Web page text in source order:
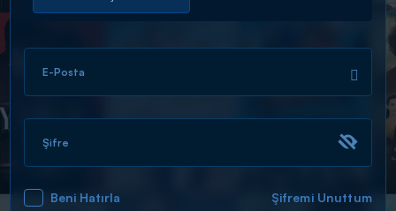
ARAMA SONUÇLARI
E-Posta
Şifre
Beni Hatırla Şifremi Unuttum